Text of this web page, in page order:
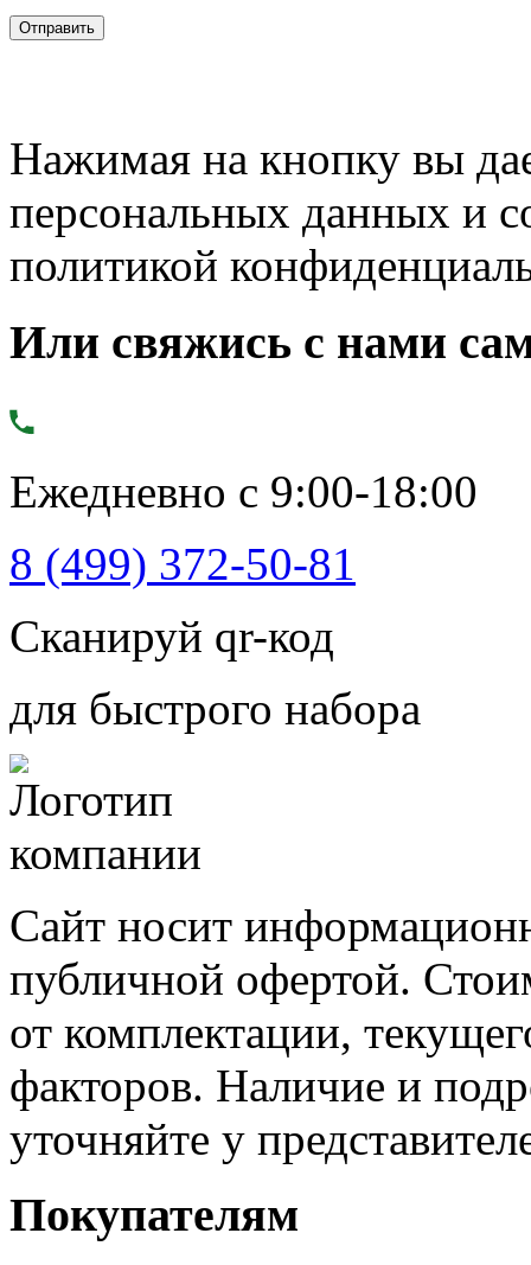
Нажимая на кнопку вы
персональных данных и
политикой
Или свяжись с нами
Ежедневно с 9:00-18:00
8 (499) 372-50-81
Сканируй qr-код
для быстрого набора
Сайт носит
публичной офертой.
от комплектации,
факторов. Наличие и
уточняйте у
Покупателям